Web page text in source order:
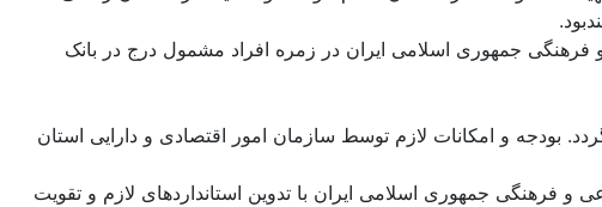
برنامه سوم توسعه اقتصادی، اجتماعی و فرهنگی جمهوری اسلامی ایران در زمره افراد مشمول درج در بانک
بودجه و امکانات لازم توسط سازمان امور اقتصادی و دارایی استان
قانون برنامه سوم توسعه اقتصادی، اجتماعی و فرهنگی جمهوری اسلامی ایران با تدوین استانداردهای لازم و تقویت